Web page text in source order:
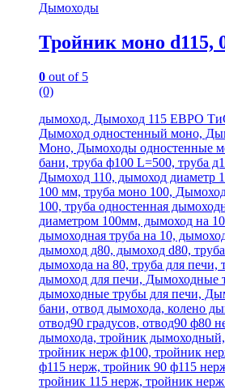
Дымоходы
Тройник моно d115,
0 out of 5
(0)
дымоход, Дымоход 115 ЕВРО
Дымоход одностенный моно,
Моно, Дымоходы одностенные
бани, труба ф100 L=500, труба
Дымоход 110, дымоход диаметр
100 мм, труба моно 100,
100, труба одностенная
диаметром 100мм, дымоход на
дымоходная труба на 10,
дымоход д80, дымоход d80,
дымохода на 80, труба для печи,
дымоход для печи, Дымоходные
дымоходные трубы для печи,
бани, отвод дымохода, колено
отвод90 градусов, отвод90 ф80
дымохода, тройник
тройник нерж ф100, тройник
ф115 нерж, тройник 90 ф115
тройник 115 нерж, тройник